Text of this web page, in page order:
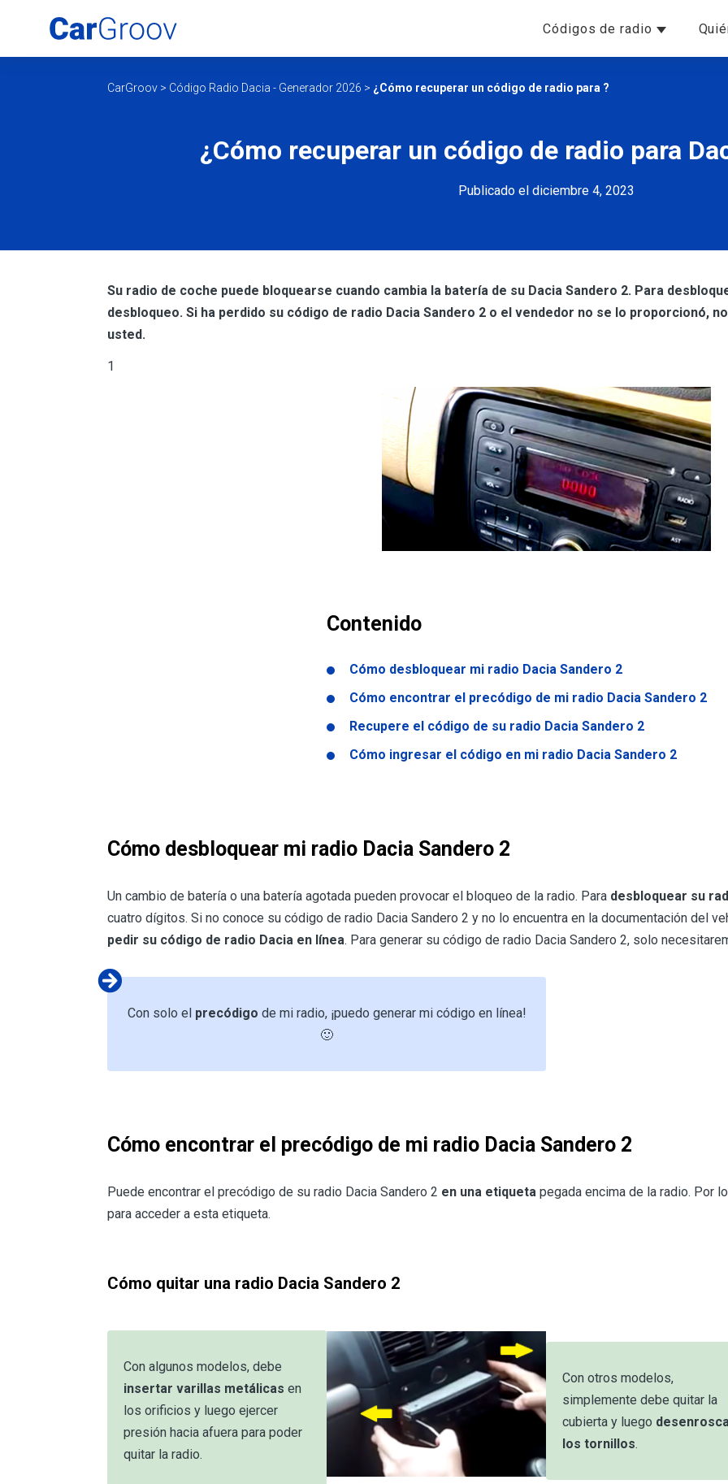
Códigos de radio
CarGroov > Código Radio Dacia - Generador 2026 > ¿Cómo recuperar un código de radio para ?
¿Cómo recuperar un código de radio para
Publicado el diciembre 4, 2023
Su radio de coche puede bloquearse cuando cambia la batería de su Dacia Sandero 2. Para
desbloqueo. Si ha perdido su código de radio Dacia Sandero 2 o el vendedor no se lo proporcionó,
usted.
1
Contenido
Cómo desbloquear mi radio Dacia Sandero 2
Cómo encontrar el precódigo de mi radio Dacia Sandero 2
Recupere el código de su radio Dacia Sandero 2
Cómo ingresar el código en mi radio Dacia Sandero 2
Cómo desbloquear mi radio Dacia Sandero 2
Un cambio de batería o una batería agotada pueden provocar el bloqueo de la radio. Para desbloquear su
cuatro dígitos. Si no conoce su código de radio Dacia Sandero 2 y no lo encuentra en la documentación del
pedir su código de radio Dacia en línea. Para generar su código de radio Dacia Sandero 2, solo
Con solo el precódigo de mi radio, ¡puedo generar mi código en línea!
🙂
Cómo encontrar el precódigo de mi radio Dacia Sandero 2
Puede encontrar el precódigo de su radio Dacia Sandero 2 en una etiqueta pegada encima de la radio. Por
para acceder a esta etiqueta.
Cómo quitar una radio Dacia Sandero 2
Con algunos modelos, debe
insertar varillas metálicas en
los orificios y luego ejercer
presión hacia afuera para poder
quitar la radio.
Con otros modelos,
simplemente debe quitar la
cubierta y luego
los tornillos.